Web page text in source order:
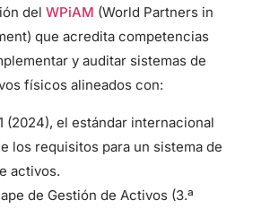
delWPiAM (World Partners in
que acredita competencias
y auditar sistemas de
físicos alineados con:
(2024), el estándar internacional
los requisitos para un sistema de
activos.
de Gestión de Activos (3.ª